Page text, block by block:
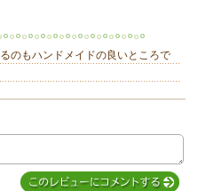
のもハンドメイドの良いところで